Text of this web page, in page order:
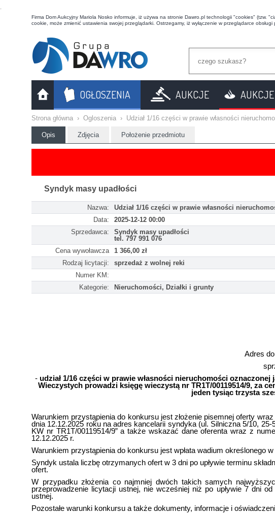
t
Firma Dom Aukcyjny Mariola Nosko informuje, iż używa na stronie Dawro.pl technologii "cookies" (tzw.
cookie, może zmienić ustawienia swojej przeglądarki. Ostrzegamy, iż wyłączenie w przeglądarce
OGŁOSZENIA AUKCJE
Strona główna › Ogloszenia › Udział 1/16 części w prawie własności
Opis Zdjęcia Położenie przedmiotu
Syndyk masy upadłości
Nazwa:
Udział 1/16 części w prawie własności
Data:
2025-12-12 00:00
Sprzedawca:
Syndyk masy upadłości
tel. 797 991 076
Cena wywoławcza
1 366,00 zł
Rodzaj licytacji:
sprzedaż z wolnej reki
Numer KM:
Kategorie:
Nieruchomości, Działki i grunty
Adres
- udział 1/16 części w prawie własności nieruchomości
Wieczystych prowadzi księgę wieczystą nr TR1T/00119514/9, za
jeden tysiąc trzysta
Warunkiem przystąpienia do konkursu jest złożenie pisemnej oferty
dnia 12.12.2025 roku na adres kancelarii syndyka (ul. Silniczna 5/10,
KW nr TR1T/00119514/9” a także wskazać dane oferenta wraz z
12.12.2025 r.
Warunkiem przystąpienia do konkursu jest wpłata wadium określonego
Syndyk ustala liczbę otrzymanych ofert w 3 dni po upływie terminu
ofert.
W przypadku złożenia co najmniej dwóch takich samych
przeprowadzenie licytacji ustnej, nie wcześniej niż po upływie 7 dni
ustnej.
Pozostałe warunki konkursu a także dokumenty, informacje i